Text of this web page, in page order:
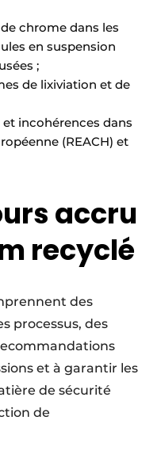
chrome dans les
en suspension
;
de lixiviation et de
incohérences dans
(REACH) et
accru
recyclé
des
processus, des
et à garantir les
de sécurité
de